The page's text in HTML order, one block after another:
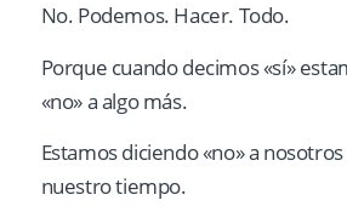
No. Podemos. Hacer. Todo.
Porque cuando decimos «sí»
«no» a algo más.
Estamos diciendo «no» a
nuestro tiempo.